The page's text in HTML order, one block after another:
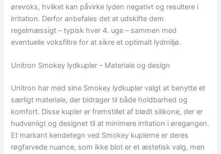
ørevoks, hvilket kan påvirke lyden negativt og resultere i
irritation. Derfor anbefales det at udskifte dem
regelmæssigt – typisk hver 4. uge – sammen med
eventuelle voksfiltre for at sikre et optimalt lydmiljø.
Unitron Smokey lydkupler – Materiale og design
Unitron har med sine Smokey lydkupler valgt at benytte et
særligt materiale, der bidrager til både holdbarhed og
komfort. Disse kupler er fremstillet af blødt silikone, der er
hudvenligt og designet til at minimere irritation i øregangen.
Et markant kendetegn ved Smokey kuplerne er deres
røgfarvede nuance, som ikke blot er et æstetisk valg, men